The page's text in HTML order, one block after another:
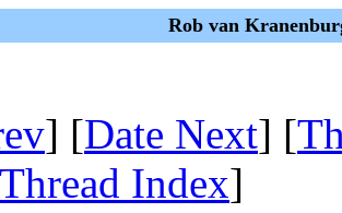
Rob van
] [Date Next] [
Thread Index]